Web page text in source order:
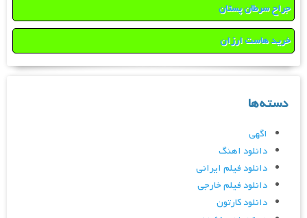
جراح سرطان پستان
خرید هاست ارزان
دسته‌ها
اگهی
دانلود اهنگ
دانلود فیلم ایرانی
دانلود فیلم خارجی
دانلود کارتون